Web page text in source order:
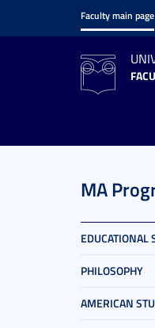
Faculty main page
MA
EDUCATIONAL
PHILOSOPHY
AMERICAN